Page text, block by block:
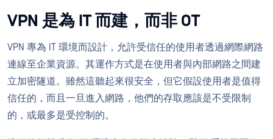
VPN 是為 IT 而建，而非 OT
VPN 專為 IT 環境而設計，允許受信任的使用者透過網際網路
連線至企業資源。其運作方式是在使用者與內部網路之間建
立加密隧道。雖然這聽起來很安全，但它假設使用者是值得
信任的，而且一旦進入網路，他們的存取應該是不受限制
的，或最多是受控制的。